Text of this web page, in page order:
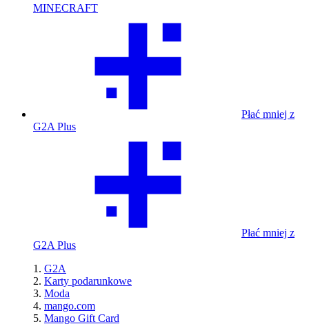
MINECRAFT
Płać mniej z
G2A Plus
Płać mniej z
G2A Plus
G2A
Karty podarunkowe
Moda
mango.com
Mango Gift Card